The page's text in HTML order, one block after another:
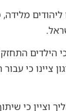
הילדים
ציינו כי
וציין כי